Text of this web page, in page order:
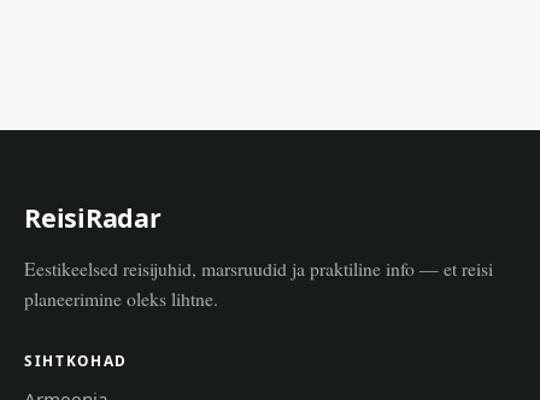
ReisiRadar
Eestikeelsed reisijuhid, marsruudid ja praktiline info — et reisi
planeerimine oleks lihtne.
SIHTKOHAD